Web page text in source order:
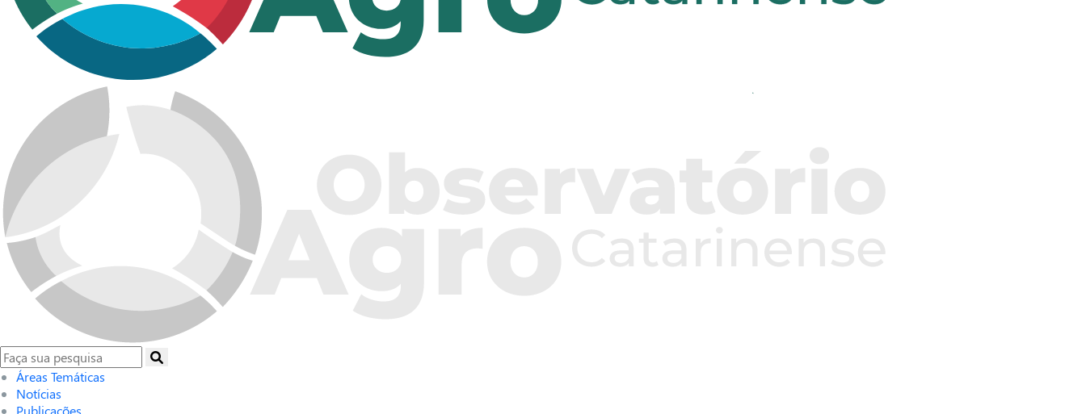
Áreas Temáticas
Notícias
Publicações